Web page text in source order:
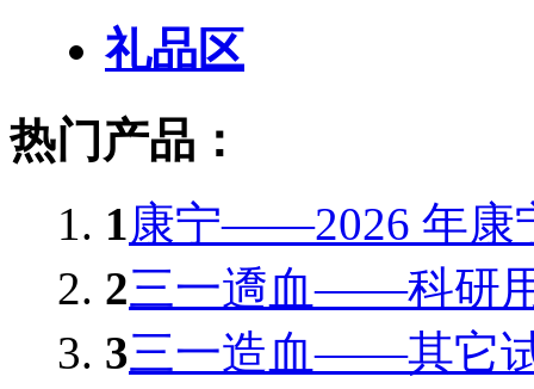
礼品区
热门产品：
1 康宁——2026 年康
2三一䢪血——科研
3三一造血——其它